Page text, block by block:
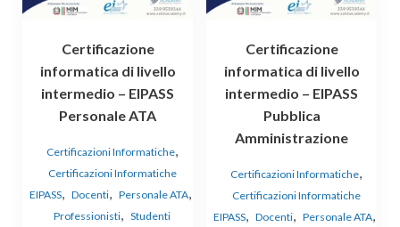
Certificazione
informatica di livello
intermedio – EIPASS
Personale ATA
Certificazioni Informatiche,
Certificazioni Informatiche
EIPASS, Docenti, Personale ATA,
Professionisti, Studenti
Certificazione
informatica di livello
intermedio – EIPASS
Pubblica
Amministrazione
Certificazioni Informatiche,
Certificazioni Informatiche
EIPASS, Docenti, Personale ATA,